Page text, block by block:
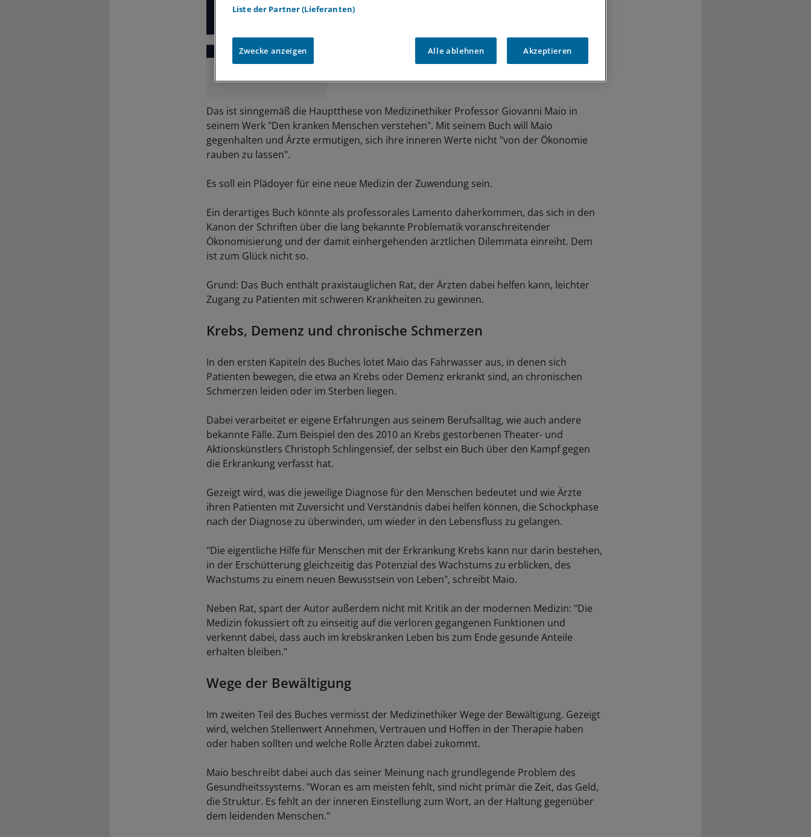
Das ist sinngemäß die Hauptthese von Medizinethiker Professor Giovanni Maio in
seinem Werk "Den kranken Menschen verstehen". Mit seinem Buch will Maio
gegenhalten und Ärzte ermutigen, sich ihre inneren Werte nicht "von der Ökonomie
rauben zu lassen".
Es soll ein Plädoyer für eine neue Medizin der Zuwendung sein.
Ein derartiges Buch könnte als professorales Lamento daherkommen, das sich in den
Kanon der Schriften über die lang bekannte Problematik voranschreitender
Ökonomisierung und der damit einhergehenden ärztlichen Dilemmata einreiht. Dem
ist zum Glück nicht so.
Grund: Das Buch enthält praxistauglichen Rat, der Ärzten dabei helfen kann, leichter
Zugang zu Patienten mit schweren Krankheiten zu gewinnen.
Krebs, Demenz und chronische Schmerzen
In den ersten Kapiteln des Buches lotet Maio das Fahrwasser aus, in denen sich
Patienten bewegen, die etwa an Krebs oder Demenz erkrankt sind, an chronischen
Schmerzen leiden oder im Sterben liegen.
Dabei verarbeitet er eigene Erfahrungen aus seinem Berufsalltag, wie auch andere
bekannte Fälle. Zum Beispiel den des 2010 an Krebs gestorbenen Theater- und
Aktionskünstlers Christoph Schlingensief, der selbst ein Buch über den Kampf gegen
die Erkrankung verfasst hat.
Gezeigt wird, was die jeweilige Diagnose für den Menschen bedeutet und wie Ärzte
ihren Patienten mit Zuversicht und Verständnis dabei helfen können, die Schockphase
nach der Diagnose zu überwinden, um wieder in den Lebensfluss zu gelangen.
"Die eigentliche Hilfe für Menschen mit der Erkrankung Krebs kann nur darin bestehen,
in der Erschütterung gleichzeitig das Potenzial des Wachstums zu erblicken, des
Wachstums zu einem neuen Bewusstsein von Leben", schreibt Maio.
Neben Rat, spart der Autor außerdem nicht mit Kritik an der modernen Medizin: "Die
Medizin fokussiert oft zu einseitig auf die verloren gegangenen Funktionen und
verkennt dabei, dass auch im krebskranken Leben bis zum Ende gesunde Anteile
erhalten bleiben."
Wege der Bewältigung
Im zweiten Teil des Buches vermisst der Medizinethiker Wege der Bewältigung. Gezeigt
wird, welchen Stellenwert Annehmen, Vertrauen und Hoffen in der Therapie haben
oder haben sollten und welche Rolle Ärzten dabei zukommt.
Maio beschreibt dabei auch das seiner Meinung nach grundlegende Problem des
Gesundheitssystems. "Woran es am meisten fehlt, sind nicht primär die Zeit, das Geld,
die Struktur. Es fehlt an der inneren Einstellung zum Wort, an der Haltung gegenüber
dem leidenden Menschen."
Liste der Partner (Lieferanten)
Zwecke anzeigen Alle ablehnen Akzeptieren